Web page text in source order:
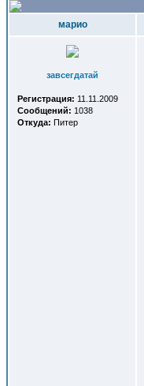
марио
завсегдатай
Регистрация: 11.11.2009
Сообщений: 1038
Откуда: Питер